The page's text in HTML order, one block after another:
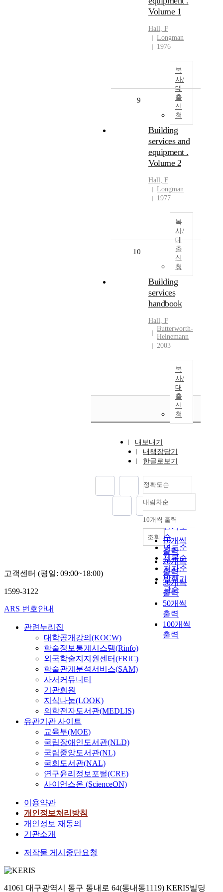
Volume 1
Hall, F
Longman
1976
복
사/
대
출
신
청
9
Building
services and
equipment .
Volume 2
Hall, F
Longman
1977
복
사/
대
출
신
청
10
Building
services
handbook
Hall, F
Butterworth-
Heinemann
2003
복
사/
대
출
신
청
내보내기
내책장담기
한글로보기
정확도순
정확도
순
인기도
순
연도순
제목순
저자순
발행기
관순
내림차순
내림차순
10개씩 출력
10개씩
출력
20개씩
출력
30개씩
출력
50개씩
출력
100개씩
출력
조회
고객센터 (평일: 09:00~18:00)
1599-3122
ARS 번호안내
관련누리집
대학공개강의(KOCW)
학술정보통계시스템(Rinfo)
외국학술지지원센터(FRIC)
학술관계분석서비스(SAM)
사서커뮤니티
기관회원
지식나눔(LOOK)
의학전자도서관(MEDLIS)
유관기관 사이트
교육부(MOE)
국립장애인도서관(NLD)
국립중앙도서관(NL)
국회도서관(NAL)
연구윤리정보포털(CRE)
사이언스온 (ScienceON)
이용약관
개인정보처리방침
개인정보 재동의
기관소개
저작물 게시중단요청
41061 대구광역시 동구 동내로 64(동내동1119) KERIS빌딩